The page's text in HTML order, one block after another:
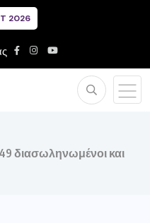
2026
διασωληνωμένοι και